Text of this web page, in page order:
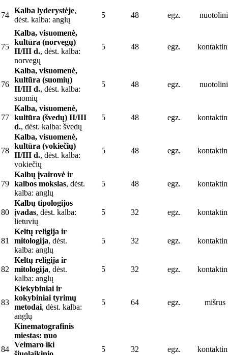
74
Kalba lyderystėje,
dėst. kalba: anglų
5 48 egz.
75
Kalba, visuomenė,
kultūra (norvegų)
II/III d., dėst. kalba:
norvegų
5 48 egz.
76
Kalba, visuomenė,
kultūra (suomių)
II/III d., dėst. kalba:
suomių
5 48 egz.
77
Kalba, visuomenė,
kultūra (švedų) II/III
d., dėst. kalba: švedų
5 48 egz.
78
Kalba, visuomenė,
kultūra (vokiečių)
II/III d., dėst. kalba:
vokiečių
5 48 egz.
79
Kalbų įvairovė ir
kalbos mokslas, dėst.
kalba: anglų
5 48 egz.
80
Kalbų tipologijos
įvadas, dėst. kalba:
lietuvių
5 32 egz.
81
Keltų religija ir
mitologija, dėst.
kalba: anglų
5 32 egz.
82
Keltų religija ir
mitologija, dėst.
kalba: anglų
5 32 egz.
83
Kiekybiniai ir
kokybiniai tyrimų
metodai, dėst. kalba:
anglų
5 64 egz. mišrus
84
Kinematografinis
miestas: nuo
Veimaro iki
5 32 egz.